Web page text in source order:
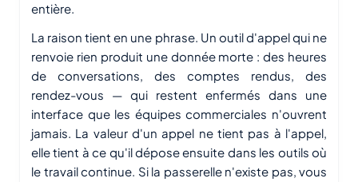
entière.
La raison tient en une phrase. Un outil d'appel qui ne
renvoie rien produit une donnée morte : des heures
de conversations, des comptes rendus, des
rendez-vous — qui restent enfermés dans une
interface que les équipes commerciales n'ouvrent
jamais. La valeur d'un appel ne tient pas à l'appel,
elle tient à ce qu'il dépose ensuite dans les outils où
le travail continue. Si la passerelle n'existe pas, vous